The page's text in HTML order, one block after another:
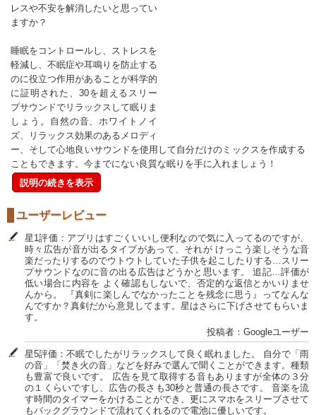
レスや不安を解消したいと思ってい
ますか？
睡眠をコントロールし、ストレスを
軽減し、不眠症や耳鳴りを防止する
のに役立つ作用があることが科学的
に証明された、30を超えるスリー
プサウンドでリラックスして眠りま
しょう。自然の音、ホワイトノイ
ズ、リラックス効果のあるメロディ
ー、そして心地良いサウンドを使用して自分だけのミックスを作成する
こともできます。今までにない良質な眠りを手に入れましょう！
説明の続きを表示
ユーザーレビュー
星1評価：アプリはすごくいいし便利なので気に入ってるのですが、
時々広告が音が出るタイプがあって、それが けっこう楽しそうな音
楽だったりするのでウトウトしていた子供を起こしたりする…スリー
プサウンドなのに音の出る広告はどうかと思います。 追記…評価が
低い場合に内容を よく確認もしないで、否定的な返信とかいりませ
んから。 『真剣に楽しんでなかったことを残念に思う』ってなんな
んですか？真剣だから意見してます。星はさらに下げさせてもらいま
す。
投稿者：Googleユーザー
星5評価：不眠でしたがリラックスして良く眠れました。 自分で「雨
の音」「焚き火の音」などを好みで選んで聞くことができます。種類
も豊富で良いです。 広告を見て取得する音もありますが全体の３分
の１くらいですし、広告の長さも30秒と普通の長さです。 音楽を流
す時間のタイマーをかけることができ、更にスマホをスリーブさせて
もバックグラウンドで流れてくれるので電池に優しいです。